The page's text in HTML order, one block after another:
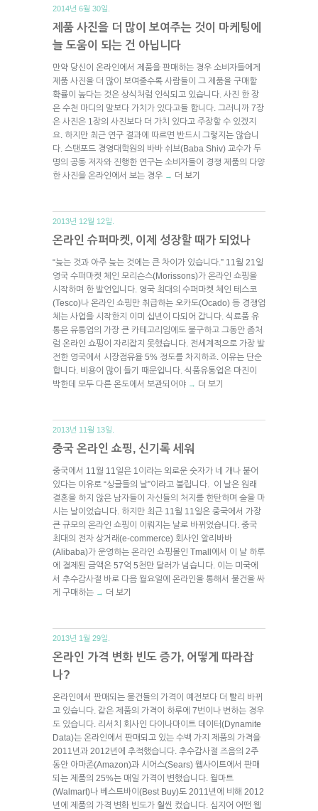
2014년 6월 30일.
제품 사진을 더 많이 보여주는 것이 마케팅에
늘 도움이 되는 건 아닙니다
만약 당신이 온라인에서 제품을 판매하는 경우 소비자들에게
제품 사진을 더 많이 보여줄수록 사람들이 그 제품을 구매할
확률이 높다는 것은 상식처럼 인식되고 있습니다. 사진 한 장
은 수천 마디의 말보다 가치가 있다고들 합니다. 그러니까 7장
은 사진은 1장의 사진보다 더 가치 있다고 주장할 수 있겠지
요. 하지만 최근 연구 결과에 따르면 반드시 그렇지는 않습니
다. 스탠포드 경영대학원의 바바 쉬브(Baba Shiv) 교수가 두
명의 공동 저자와 진행한 연구는 소비자들이 경쟁 제품의 다양
한 사진을 온라인에서 보는 경우 → 더 보기
2013년 12월 12일.
온라인 슈퍼마켓, 이제 성장할 때가 되었나
“늦는 것과 아주 늦는 것에는 큰 차이가 있습니다.” 11월 21일
영국 수퍼마켓 체인 모리슨스(Morissons)가 온라인 쇼핑을
시작하며 한 발언입니다. 영국 최대의 수퍼마켓 체인 테스코
(Tesco)나 온라인 쇼핑만 취급하는 오카도(Ocado) 등 경쟁업
체는 사업을 시작한지 이미 십년이 다되어 갑니다. 식료품 유
통은 유통업의 가장 큰 카테고리임에도 불구하고 그동안 좀처
럼 온라인 쇼핑이 자리잡지 못했습니다. 전세계적으로 가장 발
전한 영국에서 시장점유율 5% 정도를 차지하죠. 이유는 단순
합니다. 비용이 많이 들기 때문입니다. 식품유통업은 마진이
박한데 모두 다른 온도에서 보관되어야 → 더 보기
2013년 11월 13일.
중국 온라인 쇼핑, 신기록 세워
중국에서 11월 11일은 1이라는 외로운 숫자가 네 개나 붙어
있다는 이유로 “싱글들의 날”이라고 불립니다. 이 날은 원래
결혼을 하지 않은 남자들이 자신들의 처지를 한탄하며 술을 마
시는 날이었습니다. 하지만 최근 11월 11일은 중국에서 가장
큰 규모의 온라인 쇼핑이 이뤄지는 날로 바뀌었습니다. 중국
최대의 전자 상거래(e-commerce) 회사인 알리바바
(Alibaba)가 운영하는 온라인 쇼핑몰인 Tmall에서 이 날 하루
에 결제된 금액은 57억 5천만 달러가 넘습니다. 이는 미국에
서 추수감사절 바로 다음 월요일에 온라인을 통해서 물건을 싸
게 구매하는 → 더 보기
2013년 1월 29일.
온라인 가격 변화 빈도 증가, 어떻게 따라잡
나?
온라인에서 판매되는 물건들의 가격이 예전보다 더 빨리 바뀌
고 있습니다. 같은 제품의 가격이 하루에 7번이나 변하는 경우
도 있습니다. 리서치 회사인 다이나마이트 데이터(Dynamite
Data)는 온라인에서 판매되고 있는 수백 가지 제품의 가격을
2011년과 2012년에 추적했습니다. 추수감사절 즈음의 2주
동안 아마존(Amazon)과 시어스(Sears) 웹사이트에서 판매
되는 제품의 25%는 매일 가격이 변했습니다. 월마트
(Walmart)나 베스트바이(Best Buy)도 2011년에 비해 2012
년에 제품의 가격 변화 빈도가 훨씬 컸습니다. 심지어 어떤 웹